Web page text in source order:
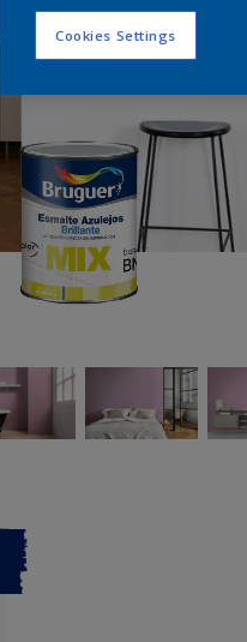
Cookies Settings